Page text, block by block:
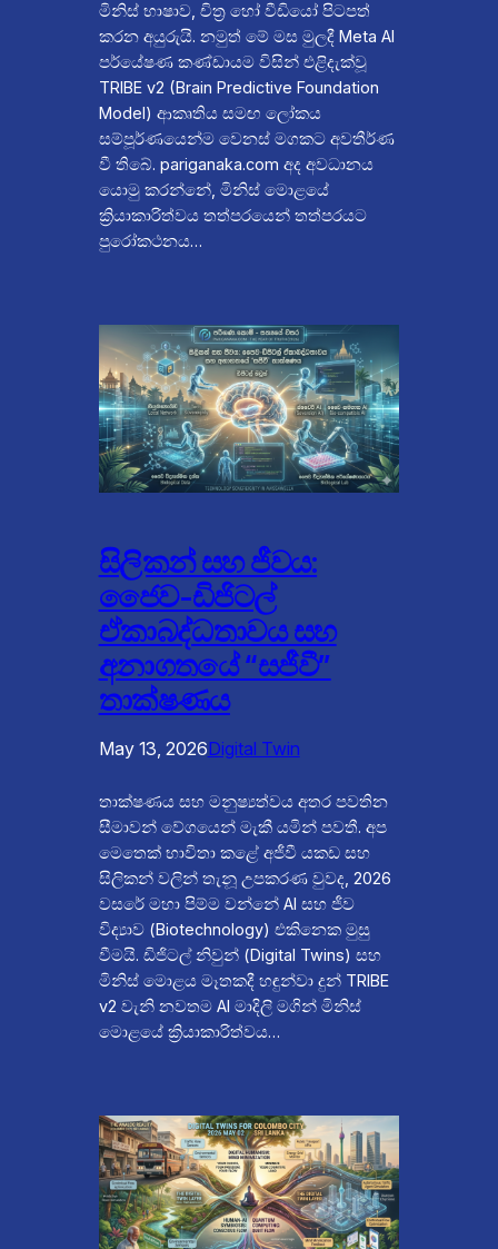
මිනිස් භාෂාව, චිත්‍ර හෝ වීඩියෝ පිටපත්
කරන අයුරුයි. නමුත් මේ මස මුලදී Meta AI
පර්යේෂණ කණ්ඩායම විසින් එළිදැක්වූ
TRIBE v2 (Brain Predictive Foundation
Model) ආකෘතිය සමඟ ලෝකය
සම්පූර්ණයෙන්ම වෙනස් මගකට අවතීර්ණ
වී තිබේ. pariganaka.com අද අවධානය
යොමු කරන්නේ, මිනිස් මොළයේ
ක්‍රියාකාරිත්වය තත්පරයෙන් තත්පරයට
පුරෝකථනය…
සිලිකන් සහ ජීවය:
ජෛව-ඩිජිටල්
ඒකාබද්ධතාවය සහ
අනාගතයේ “සජීවී”
තාක්ෂණය
May 13, 2026Digital Twin
තාක්ෂණය සහ මනුෂ්‍යත්වය අතර පවතින
සීමාවන් වේගයෙන් මැකී යමින් පවතී. අප
මෙතෙක් භාවිතා කළේ අජීවී යකඩ සහ
සිලිකන් වලින් තැනූ උපකරණ වුවද, 2026
වසරේ මහා පිම්ම වන්නේ AI සහ ජීව
විද්‍යාව (Biotechnology) එකිනෙක මුසු
වීමයි. ඩිජිටල් නිවුන් (Digital Twins) සහ
මිනිස් මොළය මෑතකදී හඳුන්වා දුන් TRIBE
v2 වැනි නවතම AI මාදිලි මගින් මිනිස්
මොළයේ ක්‍රියාකාරිත්වය…